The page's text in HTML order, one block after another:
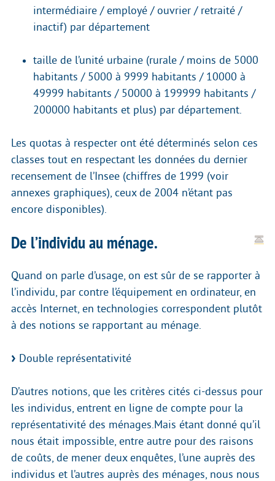
intermédiaire / employé / ouvrier / retraité /
inactif) par département
taille de l’unité urbaine (rurale / moins de 5000
habitants / 5000 à 9999 habitants / 10000 à
49999 habitants / 50000 à 199999 habitants /
200000 habitants et plus) par département.
Les quotas à respecter ont été déterminés selon ces
classes tout en respectant les données du dernier
recensement de l’Insee (chiffres de 1999 (voir
annexes graphiques), ceux de 2004 n’étant pas
encore disponibles).
De l’individu au ménage.
Quand on parle d’usage, on est sûr de se rapporter à
l’individu, par contre l’équipement en ordinateur, en
accès Internet, en technologies correspondent plutôt
à des notions se rapportant au ménage.
Double représentativité
D’autres notions, que les critères cités ci-dessus pour
les individus, entrent en ligne de compte pour la
représentativité des ménages.Mais étant donné qu’il
nous était impossible, entre autre pour des raisons
de coûts, de mener deux enquêtes, l’une auprès des
individus et l’autres auprès des ménages, nous nous